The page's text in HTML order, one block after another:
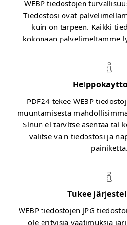
WEBP tiedostojen
Tiedostosi ovat
kuin on tarpeen. Kaikki
kokonaan palvelimeltamme
PDF24 tekee WEBP
muuntamisesta
Sinun ei tarvitse asentaa tai
valitse vain tiedostosi ja
painiketta.
Tukee
WEBP tiedostojen JPG
ole erityisiä vaatimuksia